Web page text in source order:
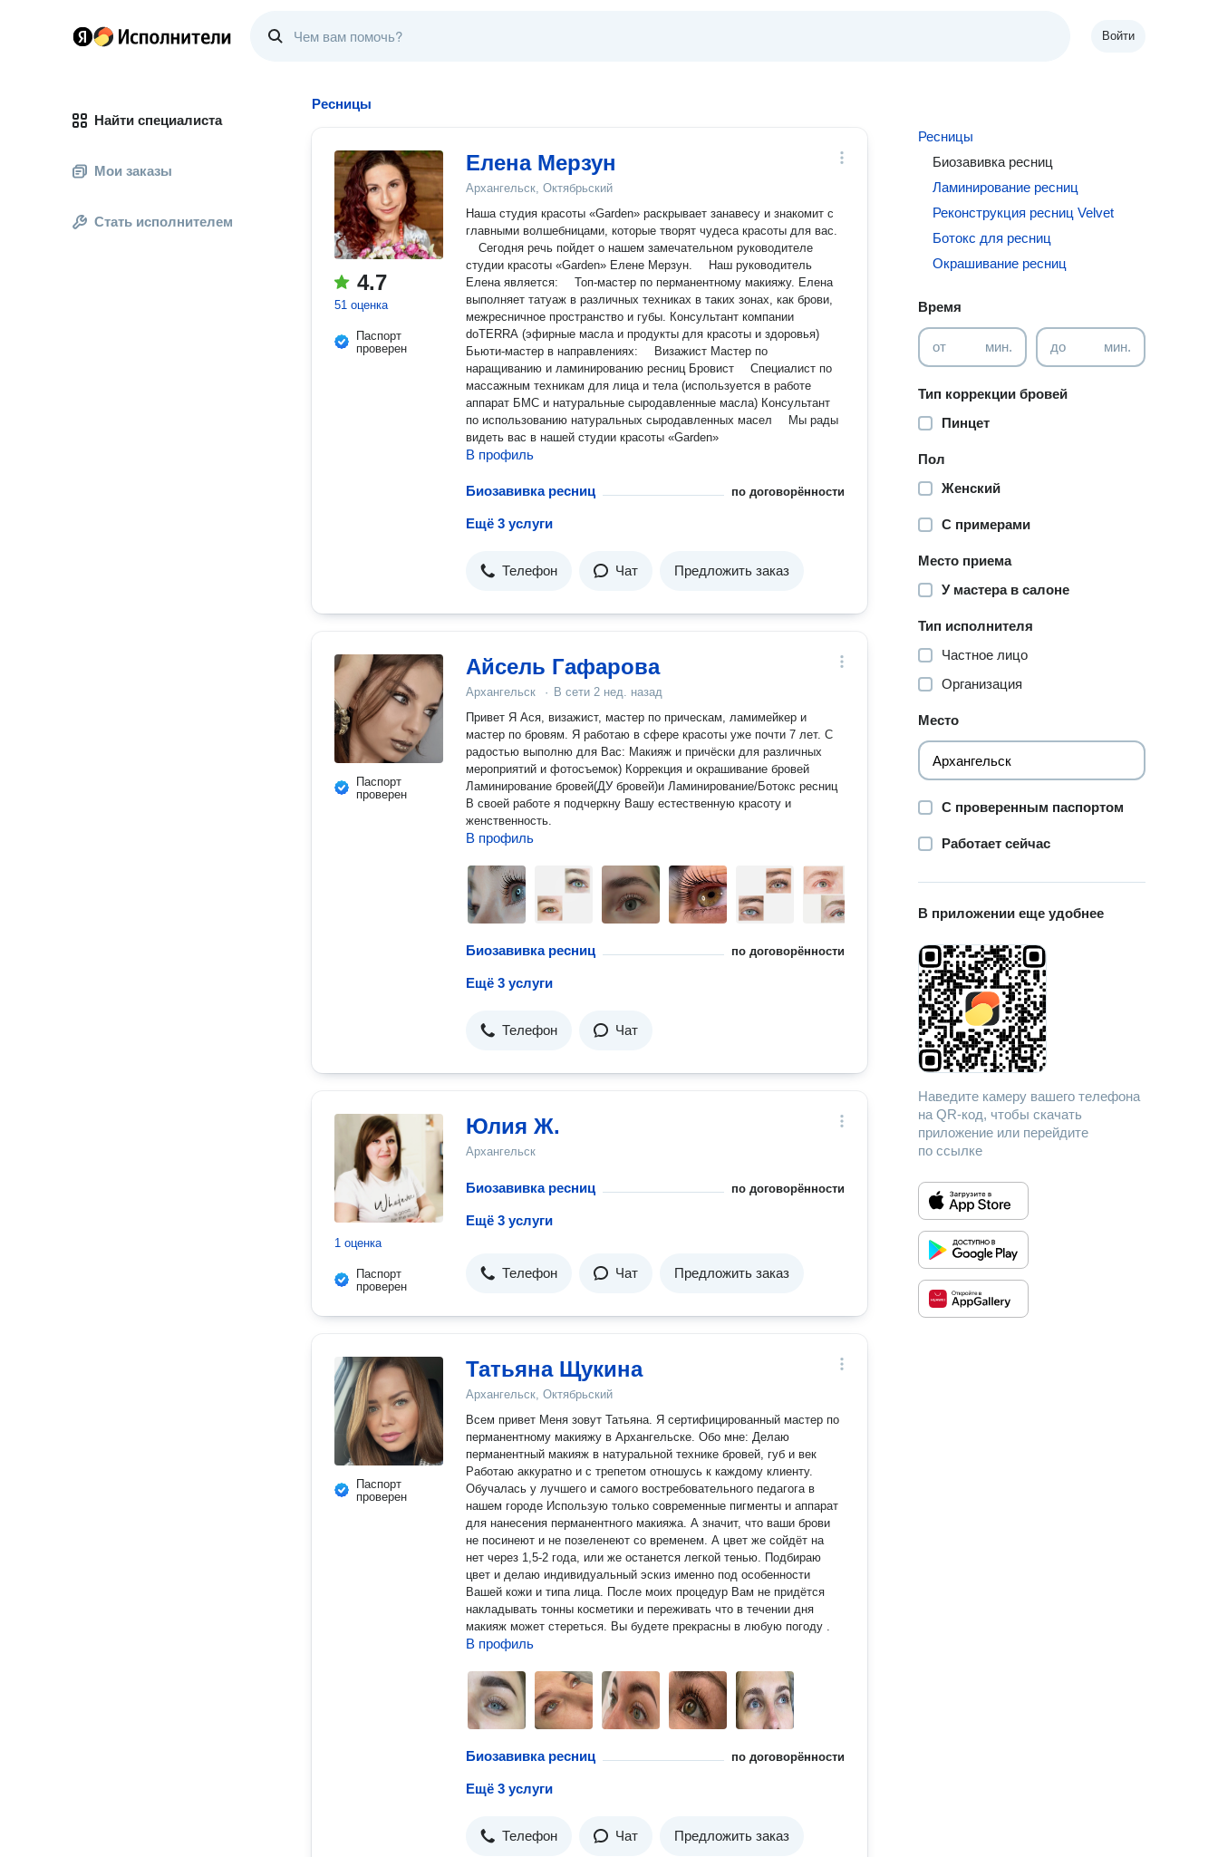
Войти
Найти специалиста
Мои заказы
Стать исполнителем
Ресницы
4.7
51 оценка
Паспорт
проверен
Елена Мерзун
Архангельск, Октябрьский
Наша студия красоты «Garden» раскрывает занавесу и знакомит с
главными волшебницами, которые творят чудеса красоты для вас.
⠀ Сегодня речь пойдет о нашем замечательном руководителе
студии красоты «Garden» Елене Мерзун. ⠀ Наш руководитель
Елена является: ⠀ Топ-мастер по перманентному макияжу. Елена
выполняет татуаж в различных техниках в таких зонах, как брови,
межресничное пространство и губы. Консультант компании
doTERRA (эфирные масла и продукты для красоты и здоровья)
Бьюти-мастер в направлениях: ⠀ Визажист Мастер по
наращиванию и ламинированию ресниц Бровист ⠀ Специалист по
массажным техникам для лица и тела (используется в работе
аппарат БМС и натуральные сыродавленные масла) Консультант
по использованию натуральных сыродавленных масел ⠀ Мы рады
видеть вас в нашей студии красоты «Garden»
В профиль
Биозавивка ресниц по договорённости
Ещё 3 услуги
Телефон Чат Предложить заказ
Паспорт
проверен
Айсель Гафарова
Архангельск · В сети 2 нед. назад
Привет Я Ася, визажист, мастер по прическам, ламимейкер и
мастер по бровям. Я работаю в сфере красоты уже почти 7 лет. С
радостью выполню для Вас: Макияж и причёски для различных
мероприятий и фотосъемок) Коррекция и окрашивание бровей
Ламинирование бровей(ДУ бровей)и Ламинирование/Ботокс ресниц
В своей работе я подчеркну Вашу естественную красоту и
женственность.
В профиль
Биозавивка ресниц по договорённости
Ещё 3 услуги
Телефон Чат
1 оценка
Паспорт
проверен
Юлия Ж.
Архангельск
Биозавивка ресниц по договорённости
Ещё 3 услуги
Телефон Чат Предложить заказ
Паспорт
проверен
Татьяна Щукина
Архангельск, Октябрьский
Всем привет Меня зовут Татьяна. Я сертифицированный мастер по
перманентному макияжу в Архангельске. Обо мне: Делаю
перманентный макияж в натуральной технике бровей, губ и век
Работаю аккуратно и с трепетом отношусь к каждому клиенту.
Обучалась у лучшего и самого востребовательного педагога в
нашем городе Использую только современные пигменты и аппарат
для нанесения перманентного макияжа. А значит, что ваши брови
не посинеют и не позеленеют со временем. А цвет же сойдёт на
нет через 1,5-2 года, или же останется легкой тенью. Подбираю
цвет и делаю индивидуальный эскиз именно под особенности
Вашей кожи и типа лица. После моих процедур Вам не придётся
накладывать тонны косметики и переживать что в течении дня
макияж может стереться. Вы будете прекрасны в любую погоду .
В профиль
Биозавивка ресниц по договорённости
Ещё 3 услуги
Телефон Чат Предложить заказ
Ресницы
Биозавивка ресниц
Ламинирование ресниц
Реконструкция ресниц Velvet
Ботокс для ресниц
Окрашивание ресниц
Время
от мин. до мин.
Тип коррекции бровей
Пинцет
Пол
Женский
С примерами
Место приема
У мастера в салоне
Тип исполнителя
Частное лицо
Организация
Место
С проверенным паспортом
Работает сейчас
В приложении еще удобнее
Наведите камеру вашего телефона
на QR-код, чтобы скачать
приложение или перейдите
по ссылке